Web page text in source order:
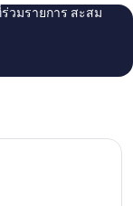
วมรายการ สะสม